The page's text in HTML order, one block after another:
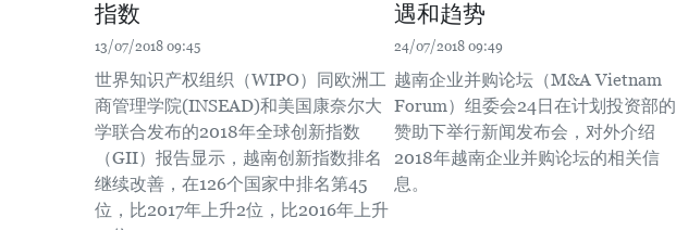
指数
13/07/2018 09:45
世界知识产权组织（WIPO）同欧洲工
商管理学院(INSEAD)和美国康奈尔大
学联合发布的2018年全球创新指数
（GII）报告显示，越南创新指数排名
继续改善，在126个国家中排名第45
位，比2017年上升2位，比2016年上升
遇和趋势
24/07/2018 09:49
越南企业并购论坛（M&A Vietnam
Forum）组委会24日在计划投资部的
赞助下举行新闻发布会，对外介绍
2018年越南企业并购论坛的相关信
息。